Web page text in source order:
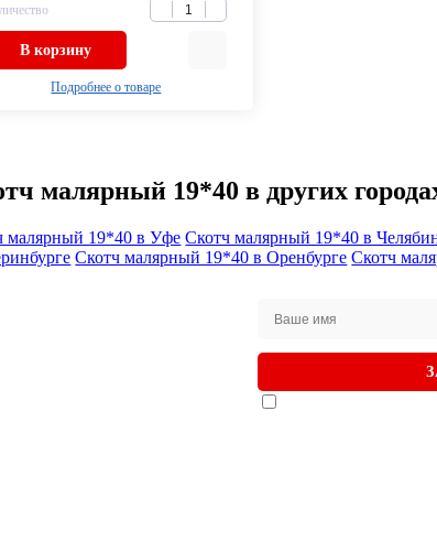
В корзину
Подробнее о товаре
малярный 19*40 в других
малярный 19*40 в Уфе Скотч малярный 19*40 в
Скотч малярный 19*40 в Оренбурге Скотч